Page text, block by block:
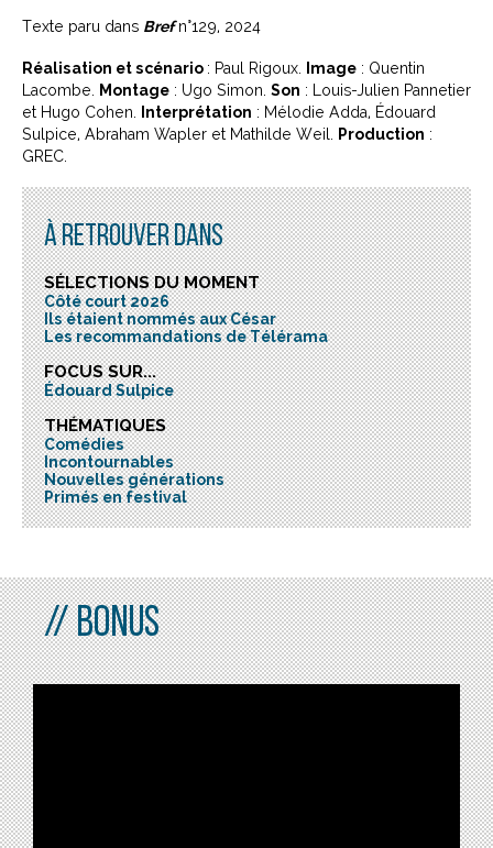
Texte paru dans Brefn°129, 2024
Réalisation et scénario : Paul Rigoux. Image : Quentin
Lacombe. Montage : Ugo Simon. Son : Louis-Julien Pannetier
et Hugo Cohen. Interprétation : Mélodie Adda, Édouard
Sulpice, Abraham Wapler et Mathilde Weil. Production :
GREC.
À RETROUVER DANS
SÉLECTIONS DU MOMENT
Côté court 2026
Ils étaient nommés aux César
Les recommandations de Télérama
FOCUS SUR...
Édouard Sulpice
THÉMATIQUES
Comédies
Incontournables
Nouvelles générations
Primés en festival
BONUS